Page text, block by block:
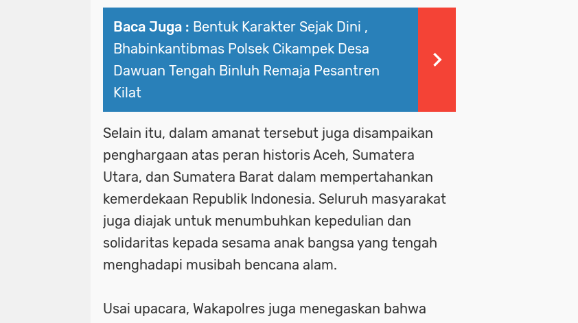
Baca Juga : Bentuk Karakter Sejak Dini ,
Bhabinkantibmas Polsek Cikampek Desa
Dawuan Tengah Binluh Remaja Pesantren
Kilat
Selain itu, dalam amanat tersebut juga disampaikan
penghargaan atas peran historis Aceh, Sumatera
Utara, dan Sumatera Barat dalam mempertahankan
kemerdekaan Republik Indonesia. Seluruh masyarakat
juga diajak untuk menumbuhkan kepedulian dan
solidaritas kepada sesama anak bangsa yang tengah
menghadapi musibah bencana alam.
Usai upacara, Wakapolres juga menegaskan bahwa